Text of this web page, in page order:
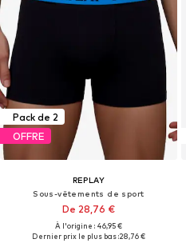
Pack de 2
OFFRE
REPLAY
Sous-vêtements de sport
De 28,76 €
À l'origine : 46,95 €
Dernier prix le plus bas :28,76 €